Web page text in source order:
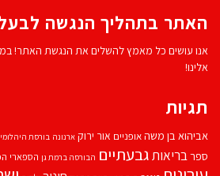
האתר בתהליך הנגשה
אנו עושים כל מאמץ להשלים את הנגשת האתר!
אלינו!
תגיות
אביהוא בן משהאופניים אור ירוק ארנונה בורסת
ספרבריאותגבעתיים הבורסה ברמת גן הספארי